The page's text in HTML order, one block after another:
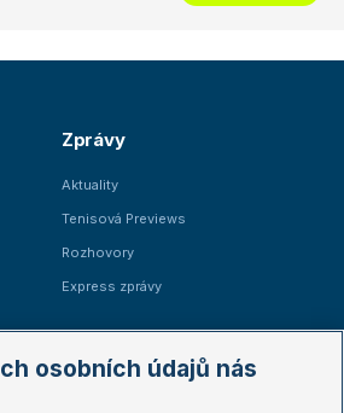
Zprávy
Aktuality
Tenisová Previews
Rozhovory
Express zprávy
osobních údajů nás